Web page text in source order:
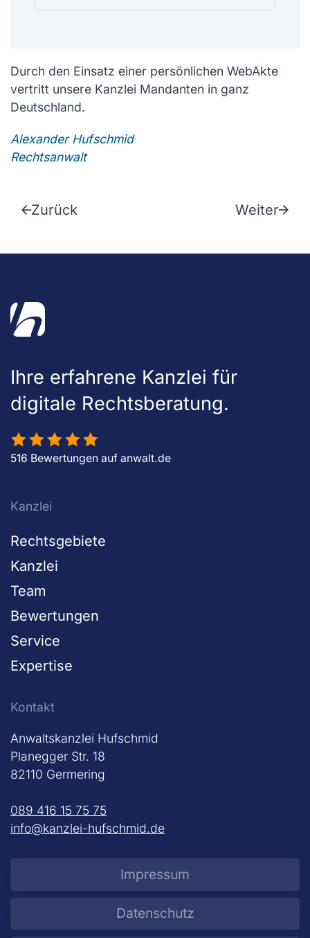
Durch den Einsatz einer persönlichen WebAkte
vertritt unsere Kanzlei Mandanten in ganz
Deutschland.
Alexander Hufschmid
Rechtsanwalt
Zurück Weiter
Ihre erfahrene Kanzlei für
digitale Rechtsberatung.
516 Bewertungen auf anwalt.de
Kanzlei
Rechtsgebiete
Kanzlei
Team
Bewertungen
Service
Expertise
Kontakt
Anwaltskanzlei Hufschmid
Planegger Str. 18
82110 Germering
089 416 15 75 75
info@kanzlei-hufschmid.de
Impressum
Datenschutz